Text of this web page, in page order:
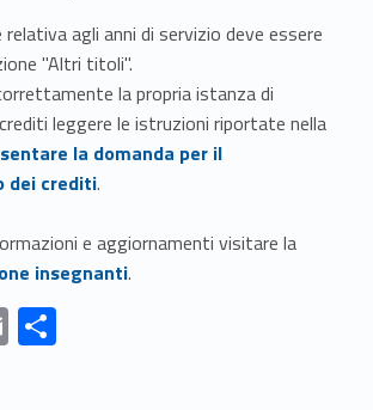
agli anni di servizio deve essere
"Altri titoli".
la propria istanza di
leggere le istruzioni riportate nella
la domanda per il
dei crediti.
e aggiornamenti visitare la
insegnanti.
E
m
Link identifier #identifier__167189-4 S
h